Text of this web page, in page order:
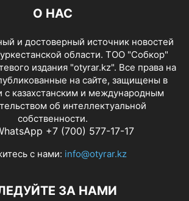
О НАС
и достоверный источник новостей
области. ТОО "Собкор"
издания "otyrar.kz". Все права на
на сайте, защищены в
с казахстанским и международным
об интеллектуальной
собственности.
+7 (700) 577-17-17
с нами: info@otyrar.kz
ЗА НАМИ